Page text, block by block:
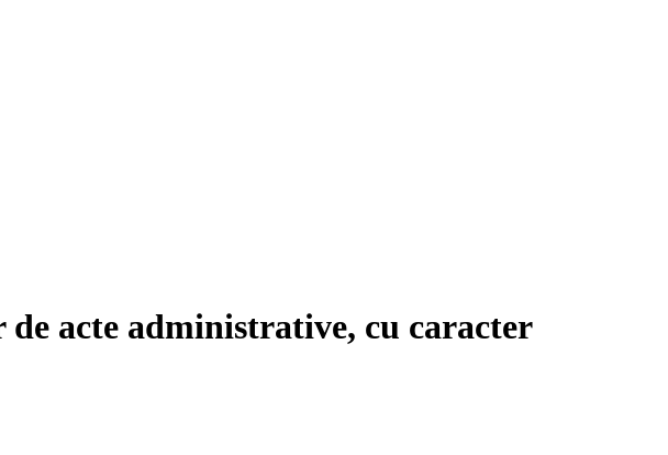
acte administrative, cu caracter